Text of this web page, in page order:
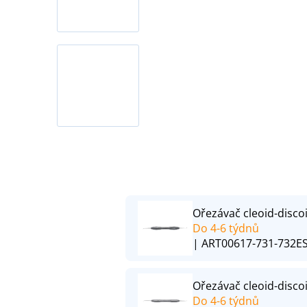
Ořezávač cleoid-
Do 4-6 týdnů
| ART00617-731-732ES
Ořezávač cleoid-
Do 4-6 týdnů